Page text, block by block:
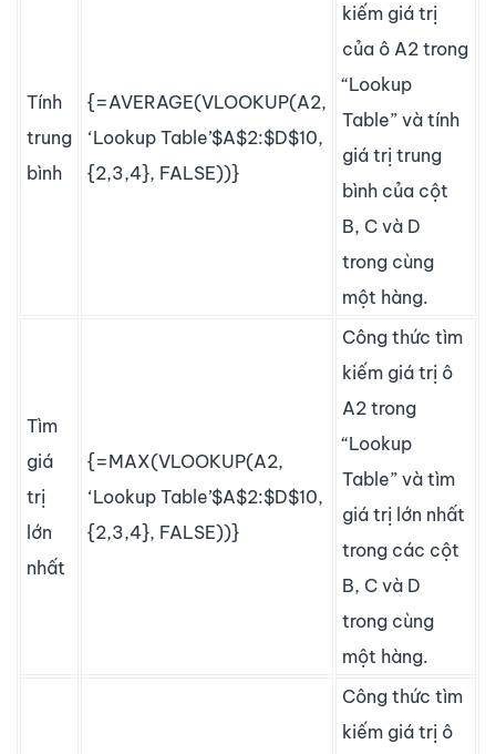
Tính
trung
bình
{=AVERAGE(VLOOKUP(A2,
‘Lookup Table’$A$2:$D$10,
{2,3,4}, FALSE))}
kiếm giá trị
của ô A2 trong
“Lookup
Table” và tính
giá trị trung
bình của cột
B, C và D
trong cùng
một hàng.
Tìm
giá
trị
lớn
nhất
{=MAX(VLOOKUP(A2,
‘Lookup Table’$A$2:$D$10,
{2,3,4}, FALSE))}
Công thức tìm
kiếm giá trị ô
A2 trong
“Lookup
Table” và tìm
giá trị lớn nhất
trong các cột
B, C và D
trong cùng
một hàng.
Công thức tìm
kiếm giá trị ô